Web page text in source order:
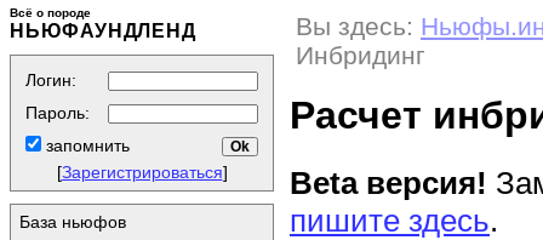
Всё о породе
НЬЮФАУНДЛЕНД
Логин:
Пароль:
запомнить
[Зарегистрироваться]
База ньюфов
Вы здесь:
Инбридинг
Расчет
Beta версия!
пишите здесь.